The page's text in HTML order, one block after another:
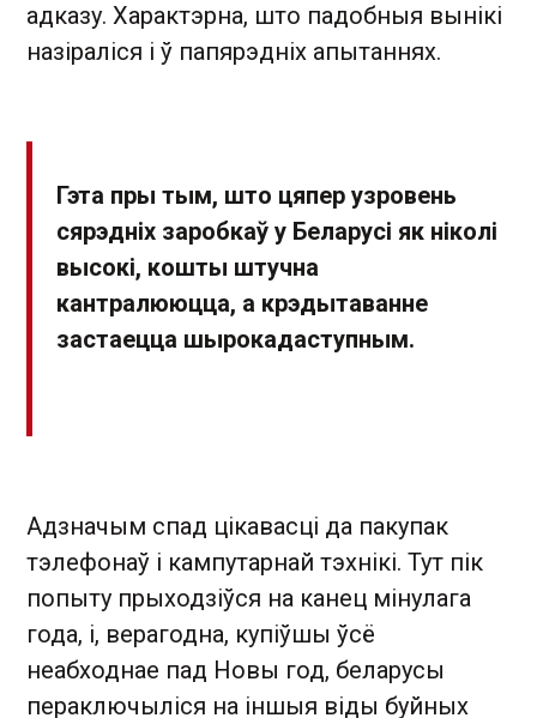
адказу. Характэрна, што падобныя вынікі
назіраліся і ў папярэдніх апытаннях.
Гэта пры тым, што цяпер узровень
сярэдніх заробкаў у Беларусі як ніколі
высокі, кошты штучна
кантралююцца, а крэдытаванне
застаецца шырокадаступным.
Адзначым спад цікавасці да пакупак
тэлефонаў і кампутарнай тэхнікі. Тут пік
попыту прыходзіўся на канец мінулага
года, і, верагодна, купіўшы ўсё
неабходнае пад Новы год, беларусы
пераключыліся на іншыя віды буйных